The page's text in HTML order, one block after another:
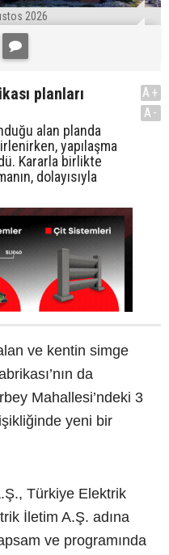
2026
planları
alan planda
yapılaşma
Kararla birlikte
dolayısıyla
A+
A-
ve kentin simge
da
Mahallesi’ndeki 3
yeni bir
Türkiye Elektrik
İletim A.Ş. adına
ve programında